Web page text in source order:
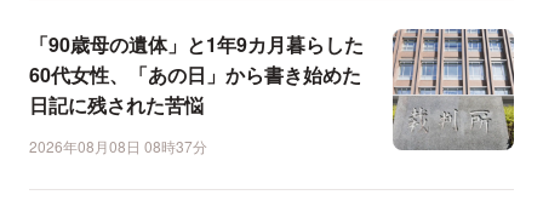
「90歳母の遺体」と1年9カ月暮らした
60代女性、「あの日」から書き始めた
日記に残された苦悩
2026年08月08日 08時37分